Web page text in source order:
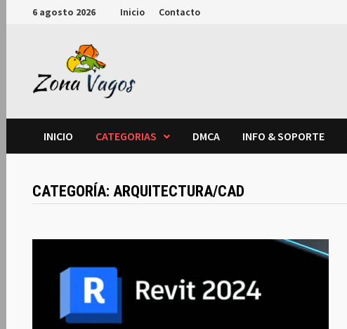
Saltar6 agosto 2026 Inicio Contacto
INICIO CATEGORIAS DMCA INFO & SOPORTE
CATEGORÍA:ARQUITECTURA/CAD